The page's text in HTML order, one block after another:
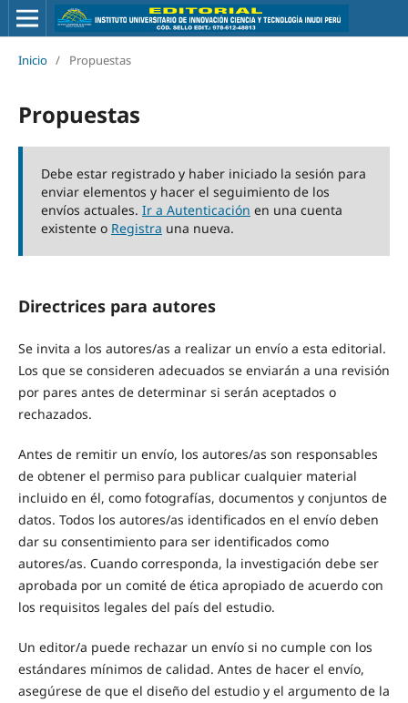
Inicio / Propuestas
Propuestas
Debe estar registrado y haber iniciado la sesión para
enviar elementos y hacer el seguimiento de los
envíos actuales. Ir a Autenticación en una cuenta
existente o Registra una nueva.
Directrices para autores
Se invita a los autores/as a realizar un envío a esta editorial.
Los que se consideren adecuados se enviarán a una revisión
por pares antes de determinar si serán aceptados o
rechazados.
Antes de remitir un envío, los autores/as son responsables
de obtener el permiso para publicar cualquier material
incluido en él, como fotografías, documentos y conjuntos de
datos. Todos los autores/as identificados en el envío deben
dar su consentimiento para ser identificados como
autores/as. Cuando corresponda, la investigación debe ser
aprobada por un comité de ética apropiado de acuerdo con
los requisitos legales del país del estudio.
Un editor/a puede rechazar un envío si no cumple con los
estándares mínimos de calidad. Antes de hacer el envío,
asegúrese de que el diseño del estudio y el argumento de la